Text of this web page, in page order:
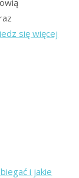
się więcej
i jakie